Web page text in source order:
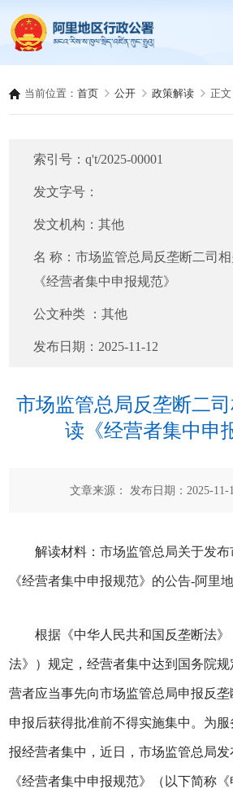
当前位置：首页 公开 政策解读 正文
索引号：q't/2025-00001
发文字号：
发文机构：其他
名 称：市场监管总局反垄断二司
《经营者集中申报规范》
公文种类 ：其他
发布日期： 2025-11-12
市场监管总局反垄断二
读《经营者集中申
文章来源： 发布日期：2025-11-
解读材料：市场监管总局关于发
《经营者集中申报规范》的公告-阿里
根据《中华人民共和国反垄断法
法》）规定，经营者集中达到国务院
营者应当事先向市场监管总局申报反
申报后获得批准前不得实施集中。为
报经营者集中，近日，市场监管总局
《经营者集中申报规范》（以下简称